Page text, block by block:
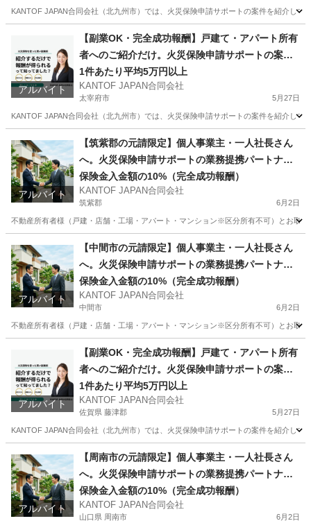
KANTOF JAPAN合同会社（北九州市）では、火災保険申請サポートの案件を紹介し
その他 スタッフ
アルバイト
【副業OK・完全成功報酬】戸建て・アパート所有
者へのご紹介だけ。火災保険申請サポートの案件
紹介スタッフ募集（福岡・大分・佐賀・山口）
1件あたり平均5万円以上
KANTOF JAPAN合同会社
太宰府市 5月27日
KANTOF JAPAN合同会社（北九州市）では、火災保険申請サポートの案件を紹介し
その他 スタッフ
アルバイト
【筑紫郡の元請限定】個人事業主・一人社長さん
へ。火災保険申請サポートの業務提携パートナー
募集
保険金入金額の10%（完全成功報酬）
KANTOF JAPAN合同会社
筑紫郡 6月2日
不動産所有者様（戸建・店舗・工場・アパート・マンション※区分所有不可）とお取
その他 火災保険
アルバイト
【中間市の元請限定】個人事業主・一人社長さん
へ。火災保険申請サポートの業務提携パートナー
募集
保険金入金額の10%（完全成功報酬）
KANTOF JAPAN合同会社
中間市 6月2日
不動産所有者様（戸建・店舗・工場・アパート・マンション※区分所有不可）とお取
その他 火災保険
アルバイト
【副業OK・完全成功報酬】戸建て・アパート所有
者へのご紹介だけ。火災保険申請サポートの案件
紹介スタッフ募集（福岡・大分・佐賀・山口）
1件あたり平均5万円以上
KANTOF JAPAN合同会社
佐賀県 藤津郡 5月27日
KANTOF JAPAN合同会社（北九州市）では、火災保険申請サポートの案件を紹介し
その他 スタッフ
アルバイト
【周南市の元請限定】個人事業主・一人社長さん
へ。火災保険申請サポートの業務提携パートナー
募集
保険金入金額の10%（完全成功報酬）
KANTOF JAPAN合同会社
山口県 周南市 6月2日